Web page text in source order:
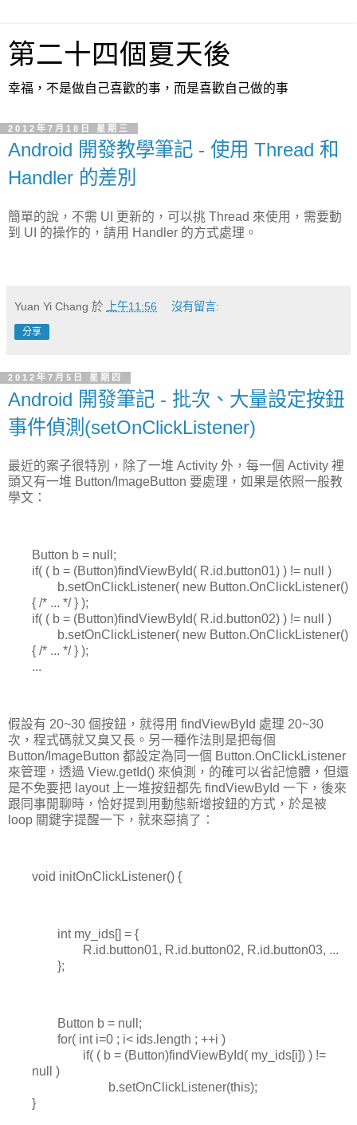
第二十四個夏天後
幸福，不是做自己喜歡的事，而是喜歡自己做的事
2012年7月18日 星期三
Android 開發教學筆記 - 使用 Thread 和
Handler 的差別
簡單的說，不需 UI 更新的，可以挑 Thread 來使用，需要動
到 UI 的操作的，請用 Handler 的方式處理。
Yuan Yi Chang 於 上午11:56 沒有留言:
分享
2012年7月5日 星期四
Android 開發筆記 - 批次、大量設定按鈕
事件偵測(setOnClickListener)
最近的案子很特別，除了一堆 Activity 外，每一個 Activity 裡
頭又有一堆 Button/ImageButton 要處理，如果是依照一般教
學文：
Button b = null;
if( ( b = (Button)findViewById( R.id.button01) ) != null )
b.setOnClickListener( new Button.OnClickListener()
{ /* ... */ } );
if( ( b = (Button)findViewById( R.id.button02) ) != null )
b.setOnClickListener( new Button.OnClickListener()
{ /* ... */ } );
...
假設有 20~30 個按鈕，就得用 findViewById 處理 20~30
次，程式碼就又臭又長。另一種作法則是把每個
Button/ImageButton 都設定為同一個 Button.OnClickListener
來管理，透過 View.getId() 來偵測，的確可以省記憶體，但還
是不免要把 layout 上一堆按鈕都先 findViewById 一下，後來
跟同事閒聊時，恰好提到用動態新增按鈕的方式，於是被
loop 關鍵字提醒一下，就來惡搞了：
void initOnClickListener() {
int my_ids[] = {
R.id.button01, R.id.button02, R.id.button03, ...
};
Button b = null;
for( int i=0 ; i< ids.length ; ++i )
if( ( b = (Button)findViewById( my_ids[i]) ) !=
null )
b.setOnClickListener(this);
}